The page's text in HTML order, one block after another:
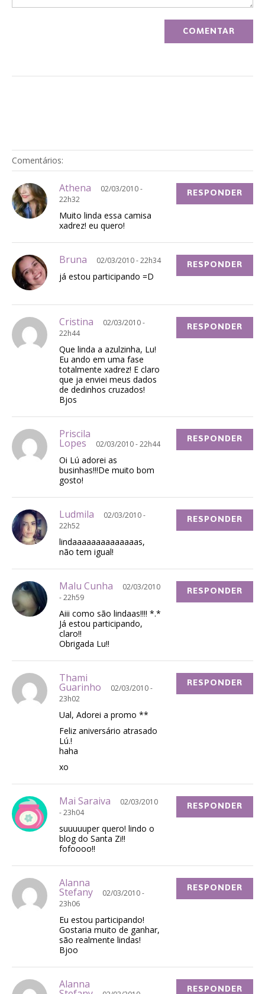
Comentários:
Athena
02/03/2010 -
22h32
Muito linda essa camisa
xadrez! eu quero!
RESPONDER
Bruna 02/03/2010 - 22h34
já estou participando =D
RESPONDER
Cristina
02/03/2010 -
22h44
Que linda a azulzinha, Lu!
Eu ando em uma fase
totalmente xadrez! E claro
que ja enviei meus dados
de dedinhos cruzados!
Bjos
RESPONDER
Priscila
Lopes 02/03/2010 - 22h44
Oi Lú adorei as
businhas!!!De muito bom
gosto!
RESPONDER
Ludmila
02/03/2010 -
22h52
lindaaaaaaaaaaaaaas,
não tem igual!
RESPONDER
Malu Cunha
02/03/2010
- 22h59
Aiii como são lindaas!!!! *.*
Já estou participando,
claro!!
Obrigada Lu!!
RESPONDER
Thami
Guarinho
02/03/2010 -
23h02
Ual, Adorei a promo **
Feliz aniversário atrasado
Lú.!
haha
xo
RESPONDER
Mai Saraiva
02/03/2010
- 23h04
suuuuuper quero! lindo o
blog do Santa Zi!!
fofoooo!!
RESPONDER
Alanna
Stefany
02/03/2010 -
23h06
Eu estou participando!
Gostaria muito de ganhar,
são realmente lindas!
Bjoo
RESPONDER
Alanna RESPONDER